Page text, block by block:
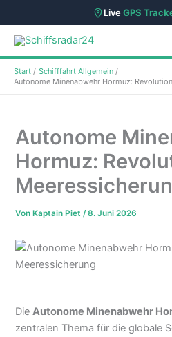
LiveGPS
Zum
Inhalt
springen
Start
Schifffahrt Allgemein
Autonome Minenabwehr Hormuz:
Autonome
Hormuz:
Von Kaptain Piet/8. Juni 2026
DieAutonome Minenabwehr
zentralen Thema für die globale